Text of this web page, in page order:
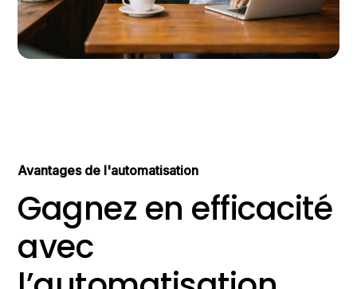
Avantages de l'automatisation
Gagnez en efficacité
avec